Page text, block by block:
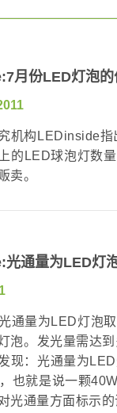
月份LED灯泡
机构LEDinside
的LED球泡灯数
卖。
通量为LED灯
通量为LED灯泡
泡。发光量需达
现：光通量为
也就是说一颗
光通量方面标示